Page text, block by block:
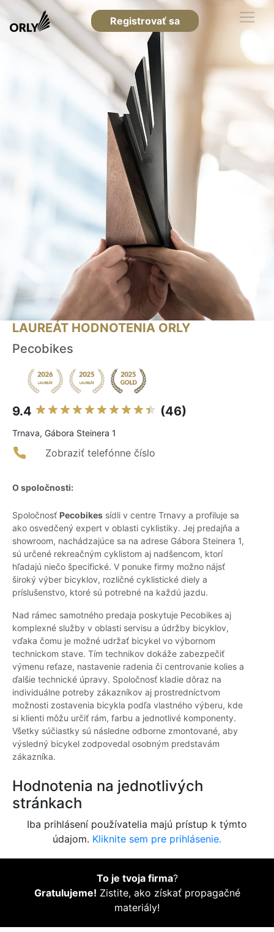
Registrovať sa
LAUREÁT HODNOTENIA ORLY
Pecobikes
9.4 (46)
Trnava, Gábora Steinera 1
Zobraziť telefónne číslo
O spoločnosti:
Spoločnosť Pecobikes sídli v centre Trnavy a profiluje sa
ako osvedčený expert v oblasti cyklistiky. Jej predajňa a
showroom, nachádzajúce sa na adrese Gábora Steinera 1,
sú určené rekreačným cyklistom aj nadšencom, ktorí
hľadajú niečo špecifické. V ponuke firmy možno nájsť
široký výber bicyklov, rozličné cyklistické diely a
príslušenstvo, ktoré sú potrebné na každú jazdu.
Nad rámec samotného predaja poskytuje Pecobikes aj
komplexné služby v oblasti servisu a údržby bicyklov,
vďaka čomu je možné udržať bicykel vo výbornom
technickom stave. Tím technikov dokáže zabezpečiť
výmenu reťaze, nastavenie radenia či centrovanie kolies a
ďalšie technické úpravy. Spoločnosť kladie dôraz na
individuálne potreby zákazníkov aj prostredníctvom
možnosti zostavenia bicykla podľa vlastného výberu, kde
si klienti môžu určiť rám, farbu a jednotlivé komponenty.
Všetky súčiastky sú následne odborne zmontované, aby
výsledný bicykel zodpovedal osobným predstavám
zákazníka.
Hodnotenia na jednotlivých
stránkach
Iba prihlásení používatelia majú prístup k týmto
údajom. Kliknite sem pre prihlásenie.
To je tvoja firma?
Gratulujeme! Zistite, ako získať propagačné
materiály!